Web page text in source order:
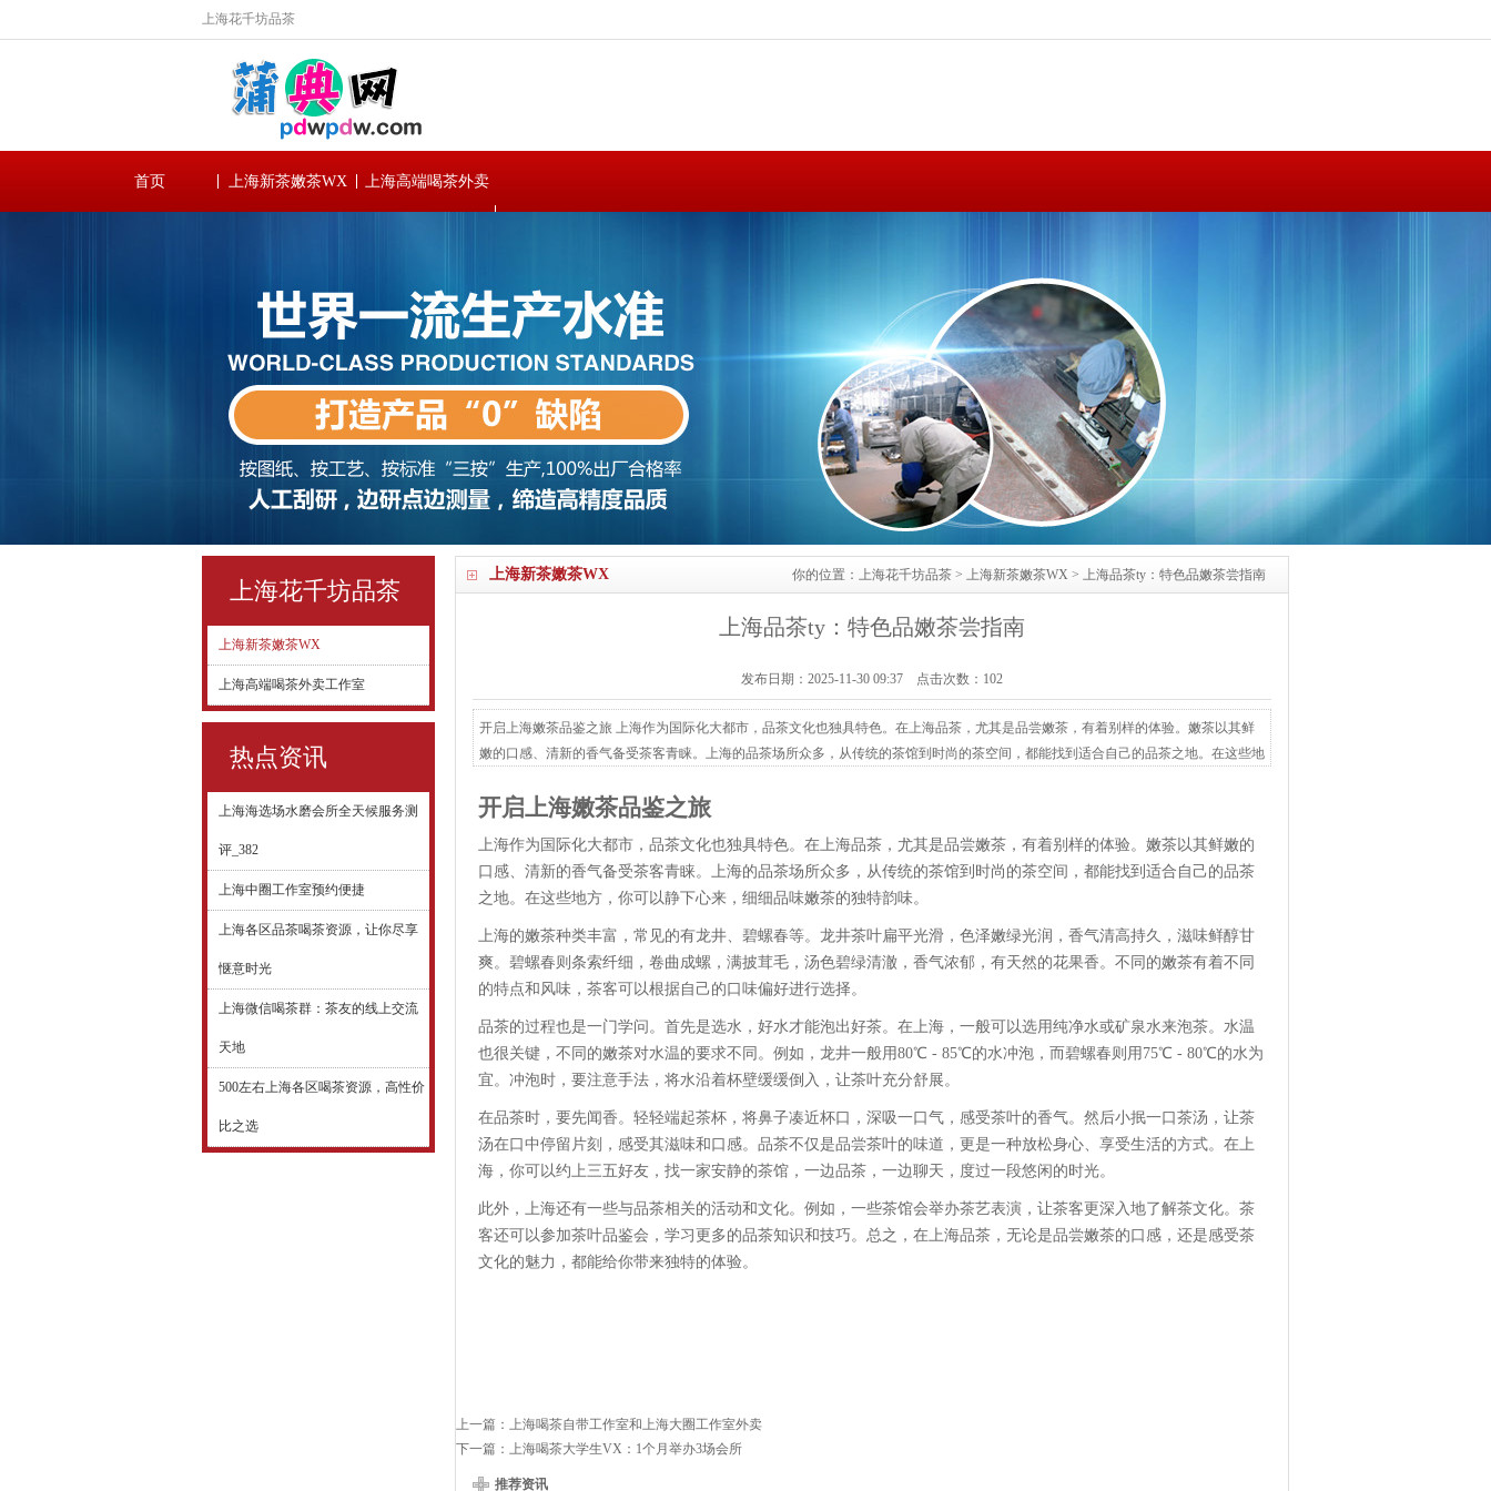
上海花千坊品茶
首页 上海新茶嫩茶WX 上海高端喝茶外卖
上海花千坊品茶
上海新茶嫩茶WX
上海高端喝茶外卖工作室
热点资讯
上海海选场水磨会所全天候服务测
评_382
上海中圈工作室预约便捷
上海各区品茶喝茶资源，让你尽享
惬意时光
上海微信喝茶群：茶友的线上交流
天地
500左右上海各区喝茶资源，高性价
比之选
上海新茶嫩茶WX 你的位置： 上海花千坊品茶 > 上海新茶嫩茶WX > 上海品茶ty：特色品嫩茶尝指南
上海品茶ty：特色品嫩茶尝指南
发布日期：2025-11-30 09:37 点击次数：102
开启上海嫩茶品鉴之旅 上海作为国际化大都市，品茶文化也独具特色。在上海品茶，尤其是品尝嫩茶，有着别样的体验。嫩茶以其鲜
嫩的口感、清新的香气备受茶客青睐。上海的品茶场所众多，从传统的茶馆到时尚的茶空间，都能找到适合自己的品茶之地。在这些地
润，香气清高持久，滋味鲜醇甘爽。碧螺春则条索纤细，卷曲成螺，满披茸毛，汤色碧绿清澈，香气浓郁，有天然的花果香。不同的嫩
开启上海嫩茶品鉴之旅
上海作为国际化大都市，品茶文化也独具特色。在上海品茶，尤其是品尝嫩茶，有着别样的体验。嫩茶以其鲜嫩的
口感、清新的香气备受茶客青睐。上海的品茶场所众多，从传统的茶馆到时尚的茶空间，都能找到适合自己的品茶
之地。在这些地方，你可以静下心来，细细品味嫩茶的独特韵味。
上海的嫩茶种类丰富，常见的有龙井、碧螺春等。龙井茶叶扁平光滑，色泽嫩绿光润，香气清高持久，滋味鲜醇甘
爽。碧螺春则条索纤细，卷曲成螺，满披茸毛，汤色碧绿清澈，香气浓郁，有天然的花果香。不同的嫩茶有着不同
的特点和风味，茶客可以根据自己的口味偏好进行选择。
品茶的过程也是一门学问。首先是选水，好水才能泡出好茶。在上海，一般可以选用纯净水或矿泉水来泡茶。水温
也很关键，不同的嫩茶对水温的要求不同。例如，龙井一般用80℃ - 85℃的水冲泡，而碧螺春则用75℃ - 80℃的水为
宜。冲泡时，要注意手法，将水沿着杯壁缓缓倒入，让茶叶充分舒展。
在品茶时，要先闻香。轻轻端起茶杯，将鼻子凑近杯口，深吸一口气，感受茶叶的香气。然后小抿一口茶汤，让茶
汤在口中停留片刻，感受其滋味和口感。品茶不仅是品尝茶叶的味道，更是一种放松身心、享受生活的方式。在上
海，你可以约上三五好友，找一家安静的茶馆，一边品茶，一边聊天，度过一段悠闲的时光。
此外，上海还有一些与品茶相关的活动和文化。例如，一些茶馆会举办茶艺表演，让茶客更深入地了解茶文化。茶
客还可以参加茶叶品鉴会，学习更多的品茶知识和技巧。总之，在上海品茶，无论是品尝嫩茶的口感，还是感受茶
文化的魅力，都能给你带来独特的体验。
上一篇： 上海喝茶自带工作室和上海大圈工作室外卖
下一篇： 上海喝茶大学生VX：1个月举办3场会所
推荐资讯